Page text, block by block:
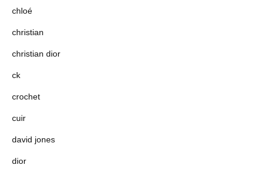
chloé
christian
christian dior
ck
crochet
cuir
david jones
dior